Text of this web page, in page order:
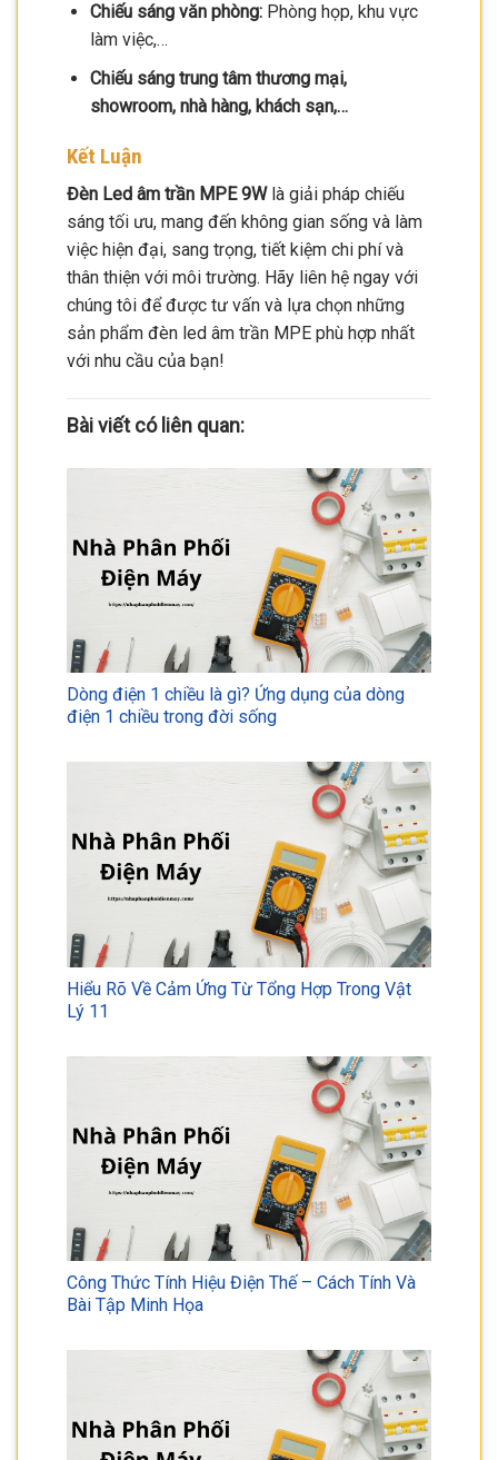
Chiếu sáng văn phòng:Phòng họp, khu vực
làm việc,…
Chiếu sáng trung tâm thương mại,
showroom, nhà hàng, khách sạn,…
Kết Luận
Đèn Led âm trần MPE 9Wlà giải pháp chiếu
sáng tối ưu, mang đến không gian sống và làm
việc hiện đại, sang trọng, tiết kiệm chi phí và
thân thiện với môi trường. Hãy liên hệ ngay với
chúng tôi để được tư vấn và lựa chọn những
sản phẩm đèn led âm trần MPE phù hợp nhất
với nhu cầu của bạn!
Bài viết có liên quan:
Dòng điện 1 chiều là gì? Ứng dụng của dòng
điện 1 chiều trong đời sống
Hiểu Rõ Về Cảm Ứng Từ Tổng Hợp Trong Vật
Lý 11
Công Thức Tính Hiệu Điện Thế – Cách Tính Và
Bài Tập Minh Họa